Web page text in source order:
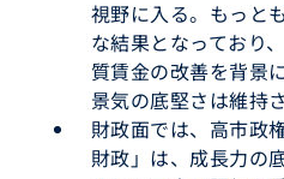
視野に入る。もっと
な結果となっており
質賃金の改善を背景
景気の底堅さは維持
財政面では、高市政
財政」は、成長力の